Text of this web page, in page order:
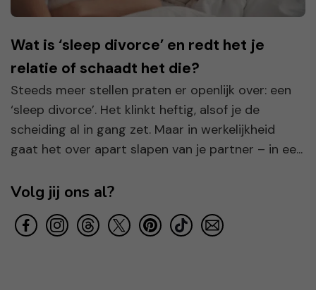
Wat is ‘sleep divorce’ en redt het je
relatie of schaadt het die?
Steeds meer stellen praten er openlijk over: een
‘sleep divorce’. Het klinkt heftig, alsof je de
scheiding al in gang zet. Maar in werkelijkheid
gaat het over apart slapen van je partner – in ee...
Volg jij ons al?